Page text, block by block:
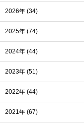
2026年 (34)
2025年 (74)
2024年 (44)
2023年 (51)
2022年 (44)
2021年 (67)